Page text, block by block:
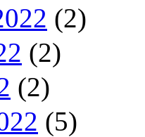
(2)
(2)
(2)
(5)